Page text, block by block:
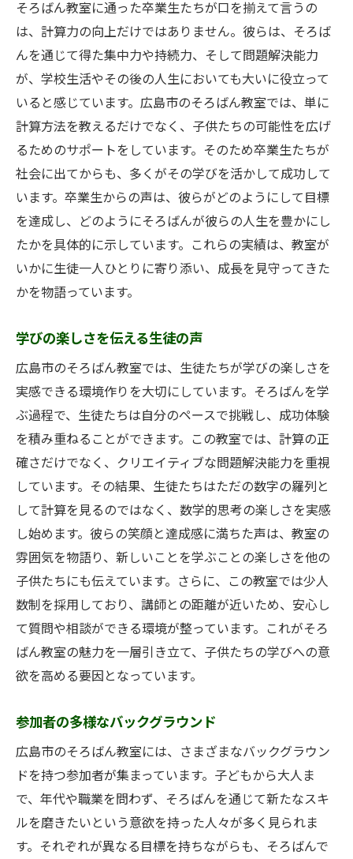
そろばん教室に通った卒業生たちが口を揃えて言うの
は、計算力の向上だけではありません。彼らは、そろば
んを通じて得た集中力や持続力、そして問題解決能力
が、学校生活やその後の人生においても大いに役立って
いると感じています。広島市のそろばん教室では、単に
計算方法を教えるだけでなく、子供たちの可能性を広げ
るためのサポートをしています。そのため卒業生たちが
社会に出てからも、多くがその学びを活かして成功して
います。卒業生からの声は、彼らがどのようにして目標
を達成し、どのようにそろばんが彼らの人生を豊かにし
たかを具体的に示しています。これらの実績は、教室が
いかに生徒一人ひとりに寄り添い、成長を見守ってきた
かを物語っています。
学びの楽しさを伝える生徒の声
広島市のそろばん教室では、生徒たちが学びの楽しさを
実感できる環境作りを大切にしています。そろばんを学
ぶ過程で、生徒たちは自分のペースで挑戦し、成功体験
を積み重ねることができます。この教室では、計算の正
確さだけでなく、クリエイティブな問題解決能力を重視
しています。その結果、生徒たちはただの数字の羅列と
して計算を見るのではなく、数学的思考の楽しさを実感
し始めます。彼らの笑顔と達成感に満ちた声は、教室の
雰囲気を物語り、新しいことを学ぶことの楽しさを他の
子供たちにも伝えています。さらに、この教室では少人
数制を採用しており、講師との距離が近いため、安心し
て質問や相談ができる環境が整っています。これがそろ
ばん教室の魅力を一層引き立て、子供たちの学びへの意
欲を高める要因となっています。
参加者の多様なバックグラウンド
広島市のそろばん教室には、さまざまなバックグラウン
ドを持つ参加者が集まっています。子どもから大人ま
で、年代や職業を問わず、そろばんを通じて新たなスキ
ルを磨きたいという意欲を持った人々が多く見られま
す。それぞれが異なる目標を持ちながらも、そろばんで